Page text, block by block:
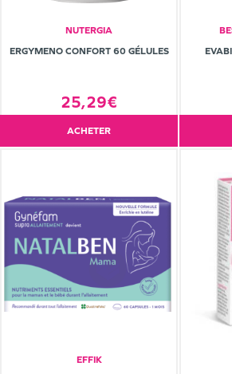
NUTERGIA
ERGYMENO CONFORT 60 GÉLULES
25,29€
ACHETER
EFFIK